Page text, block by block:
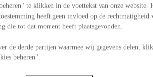
te klikken in de voettekst van onze website.
heeft geen invloed op de rechtmatigheid
die tot dat moment heeft plaatsgevonden.
de derde partijen waarmee wij gegevens delen,
beheren".